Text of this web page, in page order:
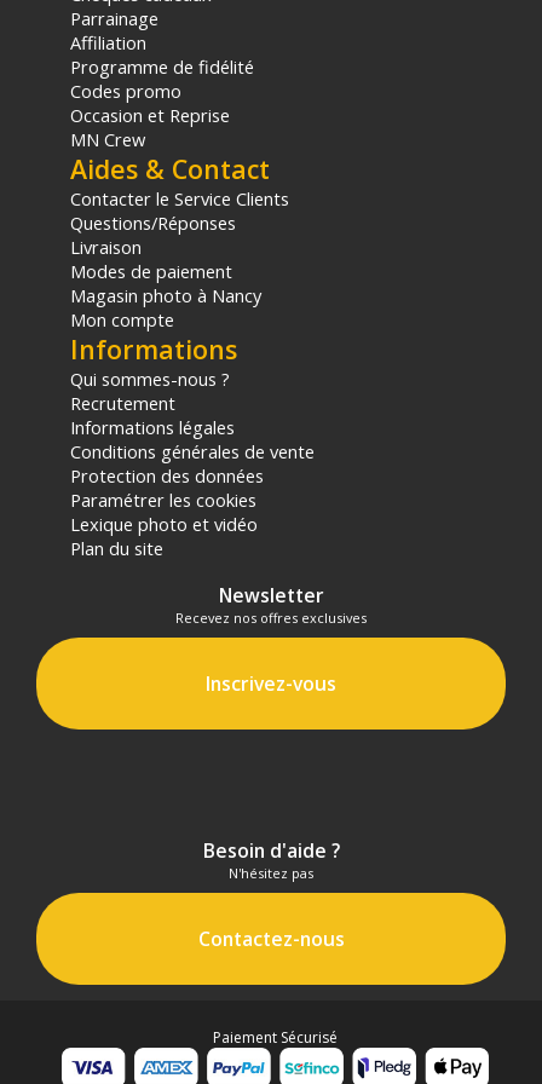
1x Pochette de rangement compacte pour filtres
Offre valable jusqu'au 07-08-2026 inclus.
Code EAN Urth kit filtres Magnetic Landscape Plus+ 72mm -
Filtres photo - Achat et prix :
Garantie 2 ans
(1) Offre valable jusqu'au 31 Décembre 2030 à partir de 49 euros
d'achat, sur la base d'une expédition Chronopost 24H vers un point
relais situé en France continentale uniquement, valable uniquement
sur les produits de moins de 1m et moins de 20Kg.
(2) Sous réserve d'éligibilité.
(3) Nombre de points Fidélité estimés, hors remises au panier, basé
sur le prix TTC en €, les points seront effectivement calculés dans le
panier.
Parrainage
Affiliation
Programme de fidélité
Codes promo
Occasion et Reprise
MN Crew
Aides & Contact
Contacter le Service Clients
Questions/Réponses
Livraison
Modes de paiement
Magasin photo à Nancy
Mon compte
Informations
Qui sommes-nous ?
Recrutement
Informations légales
Conditions générales de vente
Protection des données
Paramétrer les cookies
Lexique photo et vidéo
Plan du site
Newsletter
Recevez nos offres exclusives
Inscrivez-vous
Besoin d'aide ?
N'hésitez pas
Contactez-nous
Paiement Sécurisé